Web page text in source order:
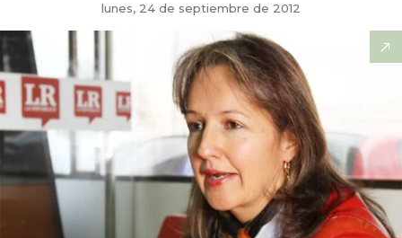
lunes, 24 de septiembre de 2012